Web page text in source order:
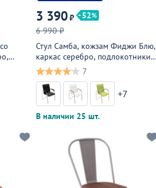
3 390₽
52
6 990 ₽
Стул Самба, кожзам Фиджи Блю,
каркас серебро, подлокотники
бук, под лак
7
+7
В наличии 25 шт.